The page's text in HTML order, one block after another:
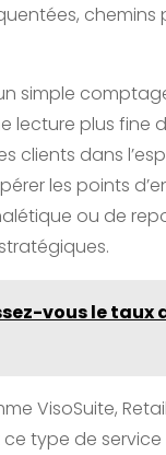
simple
lecture plus fine
clients dans
les points
ou de
vous le taux
VisoSuite,
type de